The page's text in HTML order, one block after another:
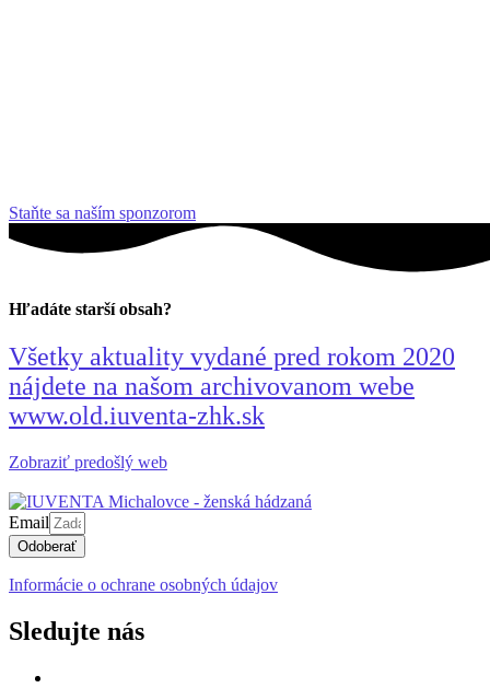
Staňte sa naším sponzorom
Hľadáte starší obsah?
Všetky aktuality vydané pred rokom 2020
nájdete na našom archivovanom webe
www.old.iuventa-zhk.sk
Zobraziť predošlý web
Email
Odoberať
Informácie o ochrane osobných údajov
Sledujte nás